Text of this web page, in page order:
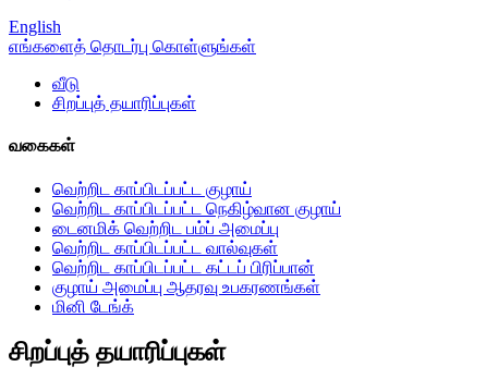
English
எங்களைத் தொடர்பு கொள்ளுங்கள்
வீடு
சிறப்புத் தயாரிப்புகள்
வகைகள்
வெற்றிட காப்பிடப்பட்ட குழாய்
வெற்றிட காப்பிடப்பட்ட நெகிழ்வான குழாய்
டைனமிக் வெற்றிட பம்ப் அமைப்பு
வெற்றிட காப்பிடப்பட்ட வால்வுகள்
வெற்றிட காப்பிடப்பட்ட கட்டப் பிரிப்பான்
குழாய் அமைப்பு ஆதரவு உபகரணங்கள்
மினி டேங்க்
சிறப்புத் தயாரிப்புகள்